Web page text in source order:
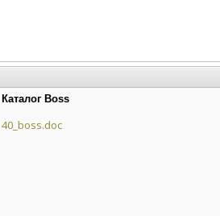
Каталог Boss
40_boss.doc